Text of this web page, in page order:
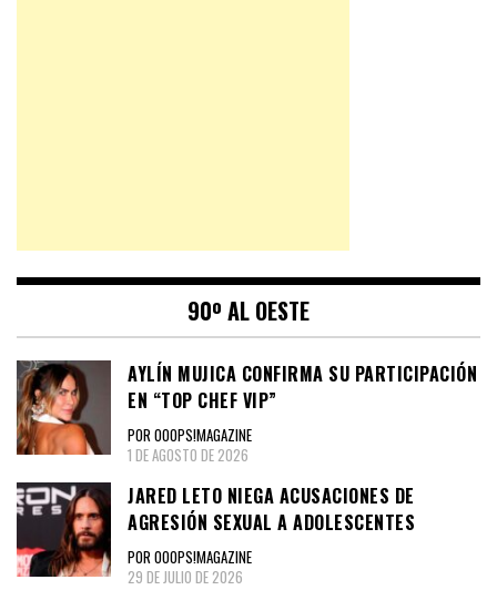
90º AL OESTE
AYLÍN MUJICA CONFIRMA SU PARTICIPACIÓN
EN “TOP CHEF VIP”
POR OOOPS!MAGAZINE
1 DE AGOSTO DE 2026
JARED LETO NIEGA ACUSACIONES DE
AGRESIÓN SEXUAL A ADOLESCENTES
POR OOOPS!MAGAZINE
29 DE JULIO DE 2026